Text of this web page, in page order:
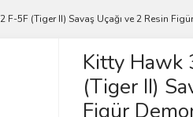
F-5F (Tiger II) Savaş Uçağı ve 2 Resin
Kitty Hawk
(Tiger II)
Figür